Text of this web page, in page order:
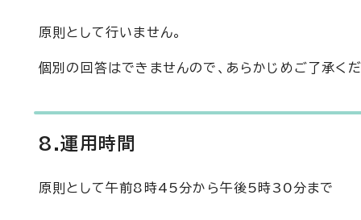
原則として行いません。
個別の回答はできませんので、あらかじめご了承くだ
8.運用時間
原則として午前8時45分から午後5時30分まで